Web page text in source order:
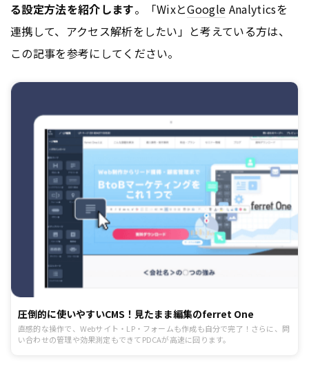
る設定方法を紹介します。「WixとGoogle Analyticsを
連携して、アクセス解析をしたい」と考えている方は、
この記事を参考にしてください。
圧倒的に使いやすいCMS！見たまま編集のferret One
直感的な操作で、Webサイト・LP・フォームも作成も自分で完了！さらに、問
い合わせの管理や効果測定もできてPDCAが高速に回ります。